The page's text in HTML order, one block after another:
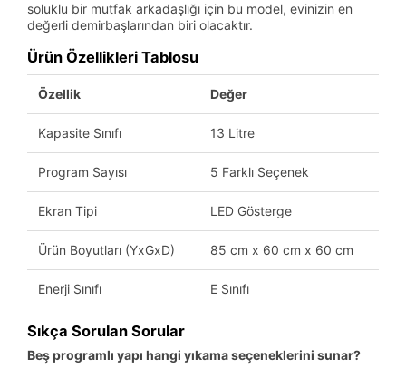
soluklu bir mutfak arkadaşlığı için bu model, evinizin en
değerli demirbaşlarından biri olacaktır.
Ürün Özellikleri Tablosu
Özellik Değer
Kapasite Sınıfı 13 Litre
Program Sayısı 5 Farklı Seçenek
Ekran Tipi LED Gösterge
Ürün Boyutları (YxGxD) 85 cm x 60 cm x 60 cm
Enerji Sınıfı E Sınıfı
Sıkça Sorulan Sorular
Beş programlı yapı hangi yıkama seçeneklerini sunar?